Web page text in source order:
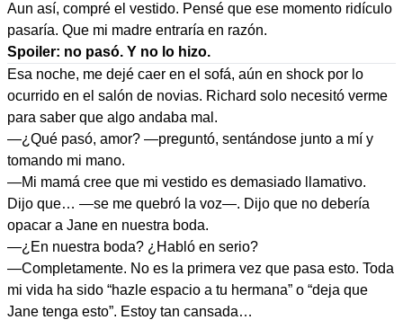
Aun así, compré el vestido. Pensé que ese momento ridículo
pasaría. Que mi madre entraría en razón.
Spoiler: no pasó. Y no lo hizo.
Esa noche, me dejé caer en el sofá, aún en shock por lo
ocurrido en el salón de novias. Richard solo necesitó verme
para saber que algo andaba mal.
—¿Qué pasó, amor? —preguntó, sentándose junto a mí y
tomando mi mano.
—Mi mamá cree que mi vestido es demasiado llamativo.
Dijo que… —se me quebró la voz—. Dijo que no debería
opacar a Jane en nuestra boda.
—¿En nuestra boda? ¿Habló en serio?
—Completamente. No es la primera vez que pasa esto. Toda
mi vida ha sido “hazle espacio a tu hermana” o “deja que
Jane tenga esto”. Estoy tan cansada…